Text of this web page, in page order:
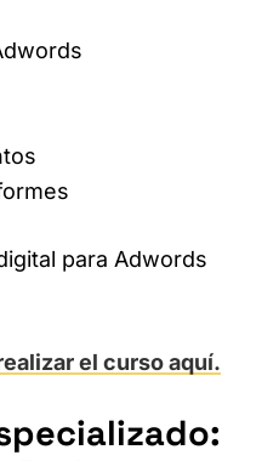
para Adwords
el curso aquí.